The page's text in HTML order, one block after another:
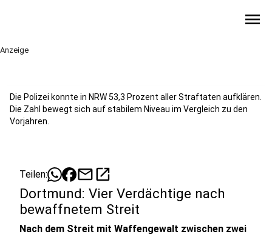
menu
Anzeige
Die Polizei konnte in NRW 53,3 Prozent aller Straftaten aufklären.
Die Zahl bewegt sich auf stabilem Niveau im Vergleich zu den
Vorjahren.
Teilen: mailopen_in_new
Dortmund: Vier Verdächtige nach
bewaffnetem Streit
Nach dem Streit mit Waffengewalt zwischen zwei